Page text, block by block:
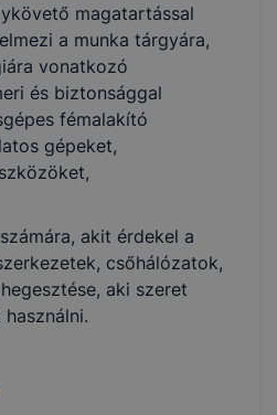
magatartással
a munka tárgyára,
vonatkozó
és biztonsággal
fémalakító
gépeket,
akit érdekel a
csőhálózatok,
aki szeret